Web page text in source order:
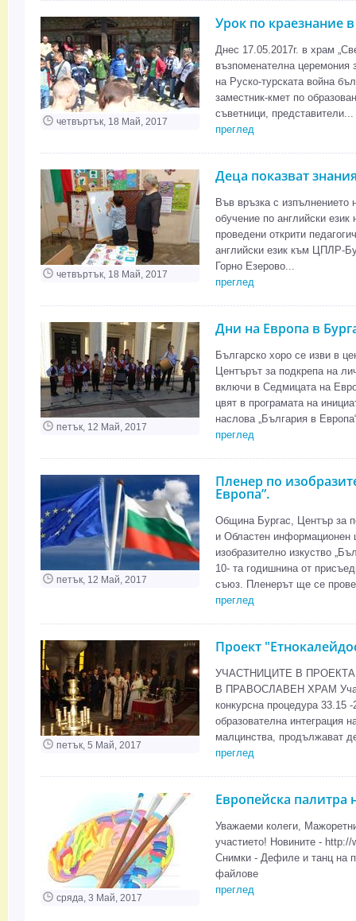
четвъртък, 18 Май, 2017
Урок по краезнание
Днес 17.05.2017г. в храм
възпоменателна церемония
на Руско-турската война
заместник-кмет по
съветници, представители...
преглед
четвъртък, 18 Май, 2017
Деца показват
Във връзка с изпълнението
обучение по английски
проведени открити
английски език към ЦПЛР-
Горно Езерово...
преглед
петък, 12 Май, 2017
Дни на Европа в
Българско хоро се изви в
Центърът за подкрепа на
включи в Седмицата на
цвят в програмата на
наслова „България в
преглед
петък, 12 Май, 2017
Пленер по
Европа”.
Община Бургас, Център за
и Областен информационен
изобразително изкуство
10- та годишнина от
съюз. Пленерът ще се
преглед
петък, 5 Май, 2017
Проект
УЧАСТНИЦИТЕ В
В ПРАВОСЛАВЕН ХРАМ
конкурсна процедура 33.15
образователна интеграция
малцинства, продължават
преглед
сряда, 3 Май, 2017
Европейска палитра
Уважаеми колеги,
участието! Новините -
Снимки - Дефиле и танц на
файлове
преглед